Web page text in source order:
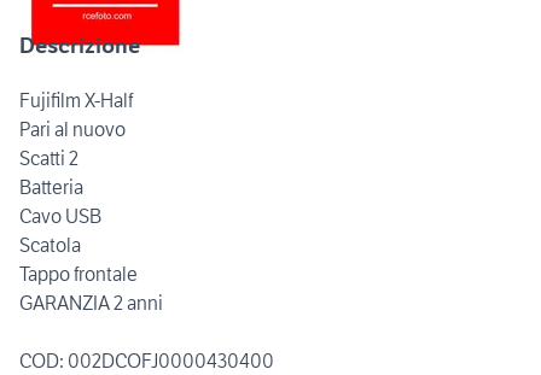
Descrizione
Fujifilm X-Half
Pari al nuovo
Scatti 2
Batteria
Cavo USB
Scatola
Tappo frontale
GARANZIA 2 anni
COD: 002DCOFJ0000430400